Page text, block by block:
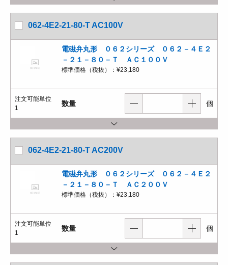
062-4E2-21-80-T AC100V
電磁弁丸形 ０６２シリーズ ０６２－４Ｅ２
－２１－８０－Ｔ ＡＣ１００Ｖ
標準価格（税抜）： ¥23,180
注文可能単位
1
数量 個
062-4E2-21-80-T AC200V
電磁弁丸形 ０６２シリーズ ０６２－４Ｅ２
－２１－８０－Ｔ ＡＣ２００Ｖ
標準価格（税抜）： ¥23,180
注文可能単位
1
数量 個